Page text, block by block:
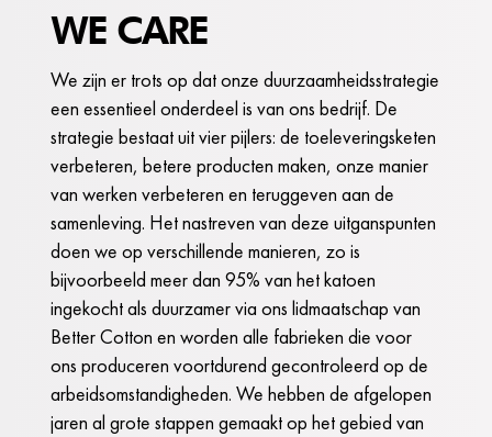
WE CARE
We zijn er trots op dat onze duurzaamheidsstrategie
een essentieel onderdeel is van ons bedrijf. De
strategie bestaat uit vier pijlers: de toeleveringsketen
verbeteren, betere producten maken, onze manier
van werken verbeteren en teruggeven aan de
samenleving. Het nastreven van deze uitganspunten
doen we op verschillende manieren, zo is
bijvoorbeeld meer dan 95% van het katoen
ingekocht als duurzamer via ons lidmaatschap van
Better Cotton en worden alle fabrieken die voor
ons produceren voortdurend gecontroleerd op de
arbeidsomstandigheden. We hebben de afgelopen
jaren al grote stappen gemaakt op het gebied van